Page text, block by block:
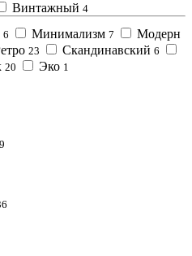
Винтажный 4
6 Минимализм 7 Модерн
23 Скандинавский 6
20 Эко 1